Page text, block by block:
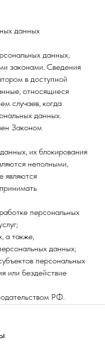
данных
данных,
законами. Сведения
в доступной
относящиеся
случаев, когда
данных.
Законом
их блокирования
неполными,
являются
персональных
а также,
данных;
персональных
или бездействие
РФ.
своих